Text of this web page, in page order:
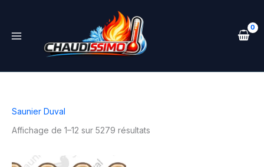
contenu
Saunier Duval
Affichage de 1–12 sur 5279 résultats